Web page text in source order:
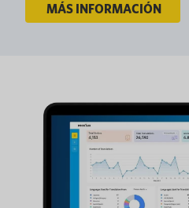
MÁS INFORMACIÓN